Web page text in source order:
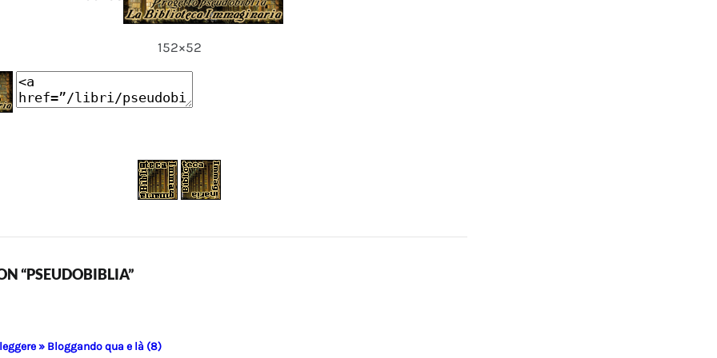
152×52
“PSEUDOBIBLIA”
» Bloggando qua e là (8)